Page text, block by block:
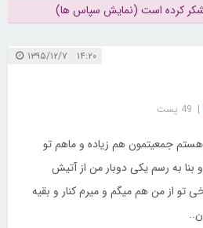
کرده است (نمایش سپاس ها)
۱۴:۲۰ ۱۳۹۵/۱۲/۷
| 49 پست
جمعیتمون هم زیاده و ماهم تو
به رسم یکی دوبار من از آتیش
تو از من هم میگم و میرم کنار و بقیه